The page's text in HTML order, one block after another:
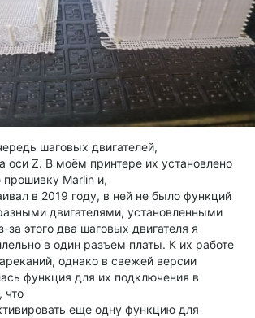
шаговых двигателей,
оси Z. В моём принтере их установлено
Marlin и,
в 2019 году, в ней не было функций
двигателями, установленными
за этого два шаговых двигателя я
в один разъем платы. К их работе
однако в свежей версии
функция для их подключения в
что
еще одну функцию для